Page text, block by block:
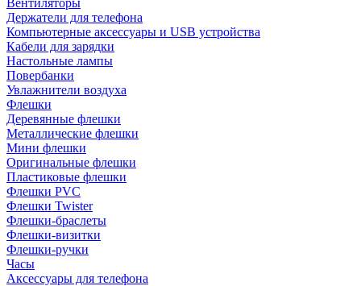
Вентиляторы
Держатели для телефона
Компьютерные аксессуары и USB устройства
Кабели для зарядки
Настольные лампы
Повербанки
Увлажнители воздуха
Флешки
Деревянные флешки
Металлические флешки
Мини флешки
Оригинальные флешки
Пластиковые флешки
Флешки PVC
Флешки Twister
Флешки-браслеты
Флешки-визитки
Флешки-ручки
Часы
Аксессуары для телефона